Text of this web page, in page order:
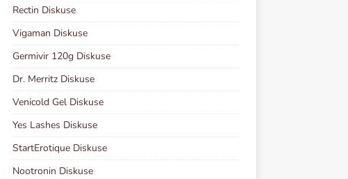
Rectin Diskuse
Vigaman Diskuse
Germivir 120g Diskuse
Dr. Merritz Diskuse
Venicold Gel Diskuse
Yes Lashes Diskuse
StartErotique Diskuse
Nootronin Diskuse